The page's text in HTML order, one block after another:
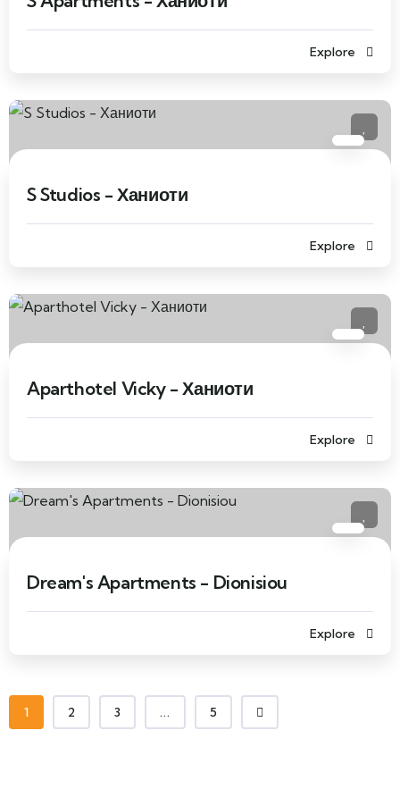
Explore
S Studios - Ханиоти
Explore
Aparthotel Vicky - Ханиоти
Explore
Dream's Apartments - Dionisiou
Explore
1 2 3 ... 5